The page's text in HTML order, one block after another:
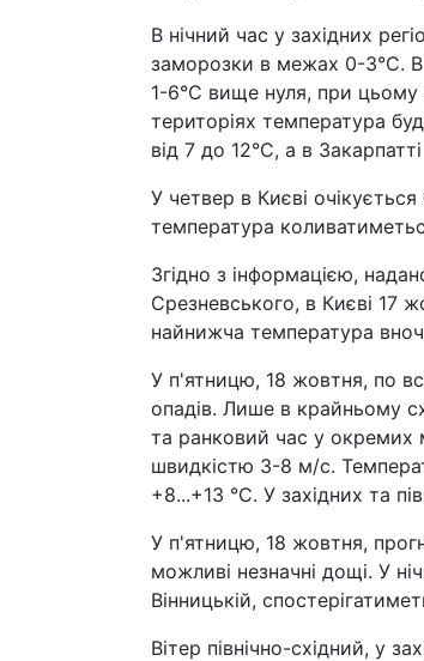
В нічний час у західних
заморозки в межах 0-3°C. В
1-6°C вище нуля, при цьому
територіях температура
від 7 до 12°C, а в
У четвер в Києві
температура
Згідно з інформацією,
Срезневського, в Києві 17
найнижча температура
У п'ятницю, 18 жовтня, по
опадів. Лише в крайньому
та ранковий час у окремих
швидкістю 3-8 м/с.
+8...+13 °С. У західних та
У п'ятницю, 18 жовтня,
можливі незначні дощі. У
Вінницькій,
Вітер північно-східний, у